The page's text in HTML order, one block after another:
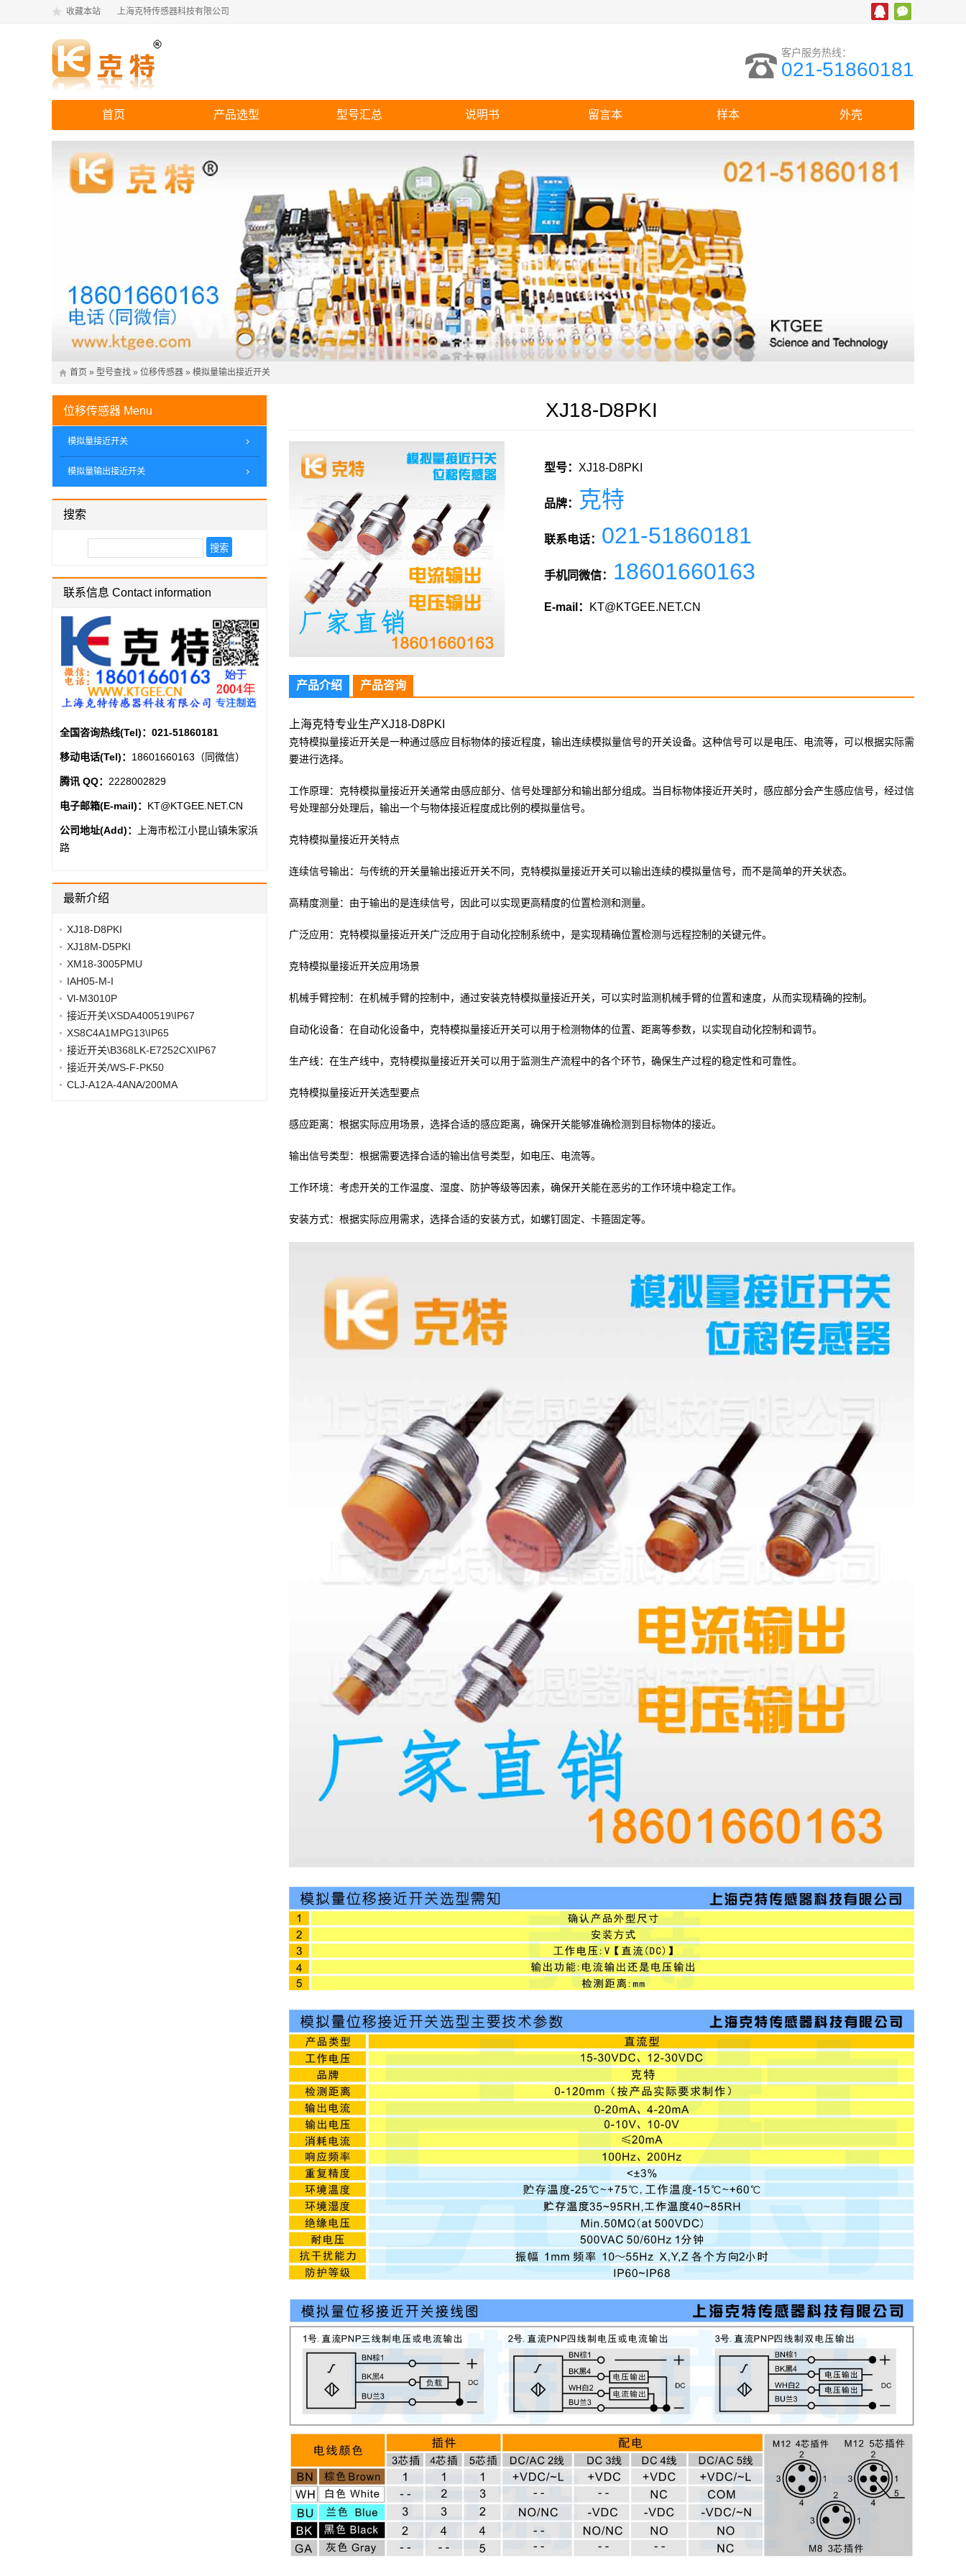
收藏本站 上海克特传感器科技有限公司
客户服务热线：
021-51860181
首页 产品选型 型号汇总 说明书 留言本 样本 外壳
首页 » 型号查找 » 位移传感器 » 模拟量输出接近开关
XJ18-D8PKI
型号： XJ18-D8PKI
品牌： 克特
联系电话： 021-51860181
手机同微信： 18601660163
E-mail： KT@KTGEE.NET.CN
产品介绍 产品咨询
上海克特专业生产XJ18-D8PKI
克特模拟量接近开关是一种通过感应目标物体的接近程度，输出连续模拟量信号的开关设备。这种信号可以是电压、电流等，可以根据实际需
要进行选择。
工作原理：克特模拟量接近开关通常由感应部分、信号处理部分和输出部分组成。当目标物体接近开关时，感应部分会产生感应信号，经过信
号处理部分处理后，输出一个与物体接近程度成比例的模拟量信号。
克特模拟量接近开关特点
连续信号输出：与传统的开关量输出接近开关不同，克特模拟量接近开关可以输出连续的模拟量信号，而不是简单的开关状态。
高精度测量：由于输出的是连续信号，因此可以实现更高精度的位置检测和测量。
广泛应用：克特模拟量接近开关广泛应用于自动化控制系统中，是实现精确位置检测与远程控制的关键元件。
克特模拟量接近开关应用场景
机械手臂控制：在机械手臂的控制中，通过安装克特模拟量接近开关，可以实时监测机械手臂的位置和速度，从而实现精确的控制。
自动化设备：在自动化设备中，克特模拟量接近开关可以用于检测物体的位置、距离等参数，以实现自动化控制和调节。
生产线：在生产线中，克特模拟量接近开关可以用于监测生产流程中的各个环节，确保生产过程的稳定性和可靠性。
克特模拟量接近开关选型要点
感应距离：根据实际应用场景，选择合适的感应距离，确保开关能够准确检测到目标物体的接近。
输出信号类型：根据需要选择合适的输出信号类型，如电压、电流等。
工作环境：考虑开关的工作温度、湿度、防护等级等因素，确保开关能在恶劣的工作环境中稳定工作。
安装方式：根据实际应用需求，选择合适的安装方式，如螺钉固定、卡箍固定等。
位移传感器 Menu
模拟量接近开关
模拟量输出接近开关
搜索
联系信息 Contact information
全国咨询热线(Tel)： 021-51860181
移动电话(Tel)： 18601660163（同微信）
腾讯 QQ： 2228002829
电子邮箱(E-mail)： KT@KTGEE.NET.CN
公司地址(Add)：
上海市松江小昆山镇朱家浜
路
最新介绍
XJ18-D8PKI
XJ18M-D5PKI
XM18-3005PMU
IAH05-M-I
Vl-M3010P
接近开关\XSDA400519\IP67
XS8C4A1MPG13\IP65
接近开关\B368LK-E7252CX\IP67
接近开关/WS-F-PK50
CLJ-A12A-4ANA/200MA